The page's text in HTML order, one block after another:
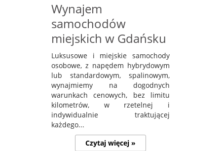
Wynajem
samochodów
miejskich w Gdańsku
Luksusowe i miejskie samochody
osobowe, z napędem hybrydowym
lub standardowym, spalinowym,
wynajmiemy na dogodnych
warunkach cenowych, bez limitu
kilometrów, w rzetelnej i
indywidualnie traktującej
każdego...
Czytaj więcej »